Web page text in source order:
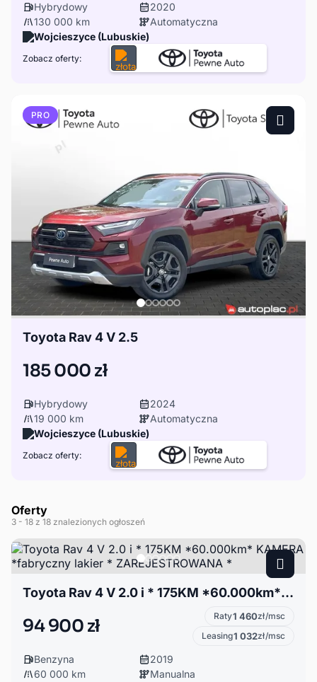
Hybrydowy
2020
130 000 km
Automatyczna
Wojcieszyce (Lubuskie)
Zobacz oferty:
PRO
Toyota Rav 4 V 2.5
185 000 zł
Hybrydowy
2024
19 000 km
Automatyczna
Wojcieszyce (Lubuskie)
Zobacz oferty:
Oferty
3 - 18 z 18 znalezionych ogłoszeń
Toyota Rav 4 V 2.0 i * 175KM *60.000km* KAMERA *fabryczny lakier * ZAREJESTROWANA *
94 900 zł Raty1 460zł/msc
Leasing1 032zł/msc
Benzyna
2019
60 000 km
Manualna